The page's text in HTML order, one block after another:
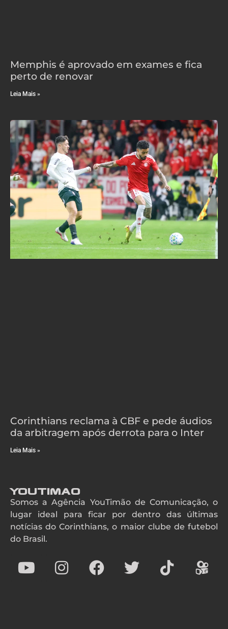
Memphis é aprovado em exames e fica
perto de renovar
Leia Mais »
Corinthians reclama à CBF e pede áudios
da arbitragem após derrota para o Inter
Leia Mais »
YouTimao
Somos a Agência YouTimão de Comunicação, o
lugar ideal para ficar por dentro das últimas
notícias do Corinthians, o maior clube de futebol
do Brasil.